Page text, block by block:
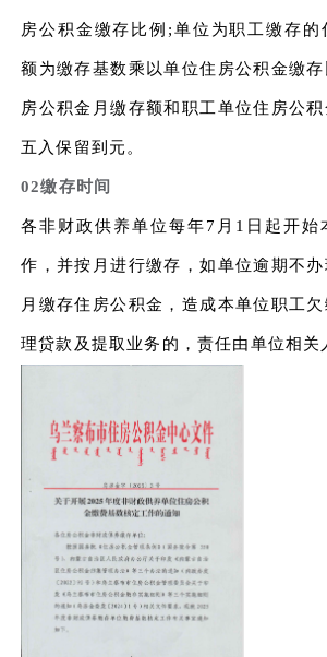
房公积金缴存比例;单位为职工缴存的
额为缴存基数乘以单位住房公积金缴
房公积金月缴存额和职工单位住房公
五入保留到元。
02缴存时间
各非财政供养单位每年7月1日起开始
作，并按月进行缴存，如单位逾期不
月缴存住房公积金，造成本单位职工
理贷款及提取业务的，责任由单位相关